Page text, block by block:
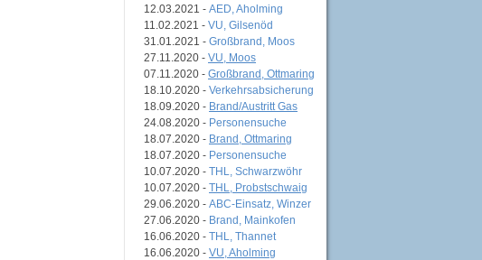
12.03.2021 - AED, Aholming
11.02.2021 - VU, Gilsenöd
31.01.2021 - Großbrand, Moos
27.11.2020 - VU, Moos
07.11.2020 - Großbrand, Ottmaring
18.10.2020 - Verkehrsabsicherung
18.09.2020 - Brand/Austritt Gas
24.08.2020 - Personensuche
18.07.2020 - Brand, Ottmaring
18.07.2020 - Personensuche
10.07.2020 - THL, Schwarzwöhr
10.07.2020 - THL, Probstschwaig
29.06.2020 - ABC-Einsatz, Winzer
27.06.2020 - Brand, Mainkofen
16.06.2020 - THL, Thannet
16.06.2020 - VU, Aholming